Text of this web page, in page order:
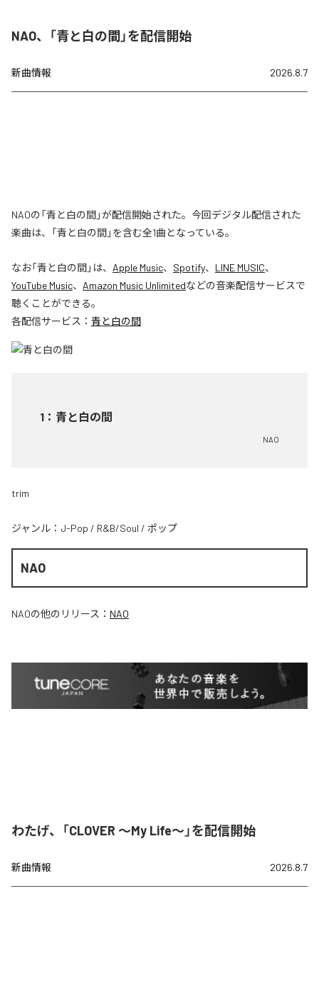
NAO、「青と白の間」を配信開始
新曲情報 2026.8.7
NAOの「青と白の間」が配信開始された。今回デジタル配信された
楽曲は、「青と白の間」を含む全1曲となっている。
なお「青と白の間」は、 Apple Music、 Spotify、 LINE MUSIC、
YouTube Music、 Amazon Music Unlimitedなどの音楽配信サービスで
聴くことができる。
各配信サービス： 青と白の間
1 ： 青と白の間
NAO
trim
ジャンル： J-Pop / R&B/Soul / ポップ
NAO
NAOの他のリリース： NAO
わたげ、「CLOVER ～My Life～」を配信開始
新曲情報 2026.8.7